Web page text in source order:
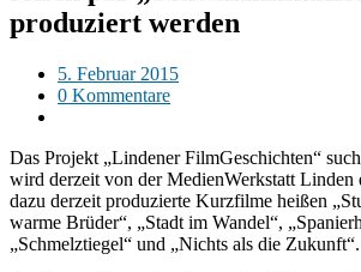
produziert werden
5. Februar 2015
0 Kommentare
Das Projekt „Lindener FilmGeschichten“
wird derzeit von der MedienWerkstatt Linden
dazu derzeit produzierte Kurzfilme heißen
warme Brüder“, „Stadt im Wandel“,
„Schmelztiegel“ und „Nichts als die Zukunft“.